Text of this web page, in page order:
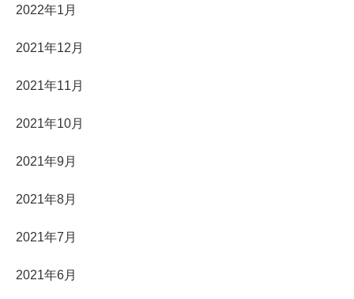
2022年1月
2021年12月
2021年11月
2021年10月
2021年9月
2021年8月
2021年7月
2021年6月